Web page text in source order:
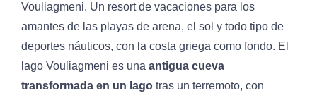
Vouliagmeni. Un resort de vacaciones para los
amantes de las playas de arena, el sol y todo tipo de
deportes náuticos, con la costa griega como fondo. El
lago Vouliagmeni es una antigua cueva
transformada en un lago tras un terremoto, con